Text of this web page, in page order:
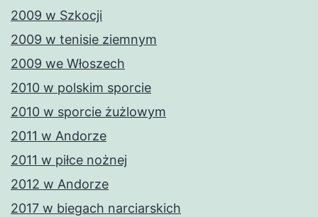
2009 w Szkocji
2009 w tenisie ziemnym
2009 we Włoszech
2010 w polskim sporcie
2010 w sporcie żużlowym
2011 w Andorze
2011 w piłce nożnej
2012 w Andorze
2017 w biegach narciarskich